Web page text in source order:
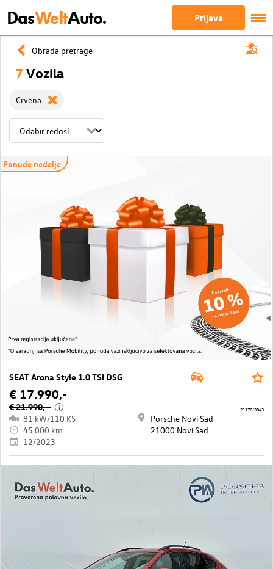
DasWeltAuto. Prijava
Obrada pretrage
7 Vozila
Crvena
Ponude nedelje
SEAT Arona Style 1.0 TSI DSG
€ 17.990,-
€ 21.990,- i
81 kW/110 KS
45.000 km
12/2023
Porsche Novi Sad
21000 Novi Sad
21170/3043